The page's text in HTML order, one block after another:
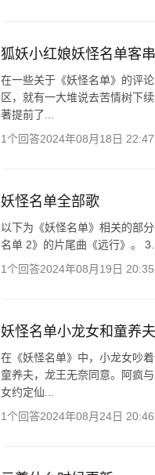
狐妖小红娘妖怪名单客串
在一些关于《妖怪名单》的评
区，就有一大堆说去苦情树下
著提前了...
1个回答2024年08月18日 22:47
妖怪名单全部歌
以下为《妖怪名单》相关的部
名单 2》的片尾曲《远行》。
1个回答2024年08月19日 20:35
妖怪名单小龙女和童养夫
在《妖怪名单》中，小龙女吵
童养夫，龙王无奈同意。阿疯
女约定仙...
1个回答2024年08月24日 20:46